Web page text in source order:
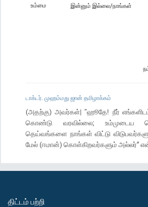
இன்னும் இல்லை/நாங்கள்
உம்மை
டாக்டர். முஹம்மது ஜான் தமிழாக்கம்
(அதற்கு) அவர்கள்| “ஹூதே! நீர்
கொண்டு வரவில்லை; உம்முடைய
தெய்வங்களை நாங்கள் விட்டு
மேல் (ஈமான்) கொள்கிறவர்களும் அல்லர்”
திட்டம் பற்றி